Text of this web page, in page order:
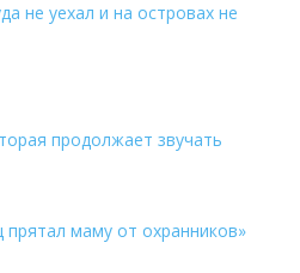
не уехал и на островах не
продолжает звучать
маму от охранников»